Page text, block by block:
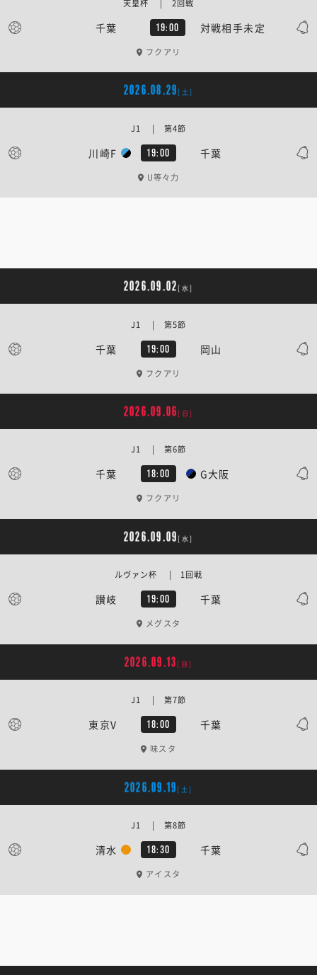
千葉 19:00 対戦相手未定
天皇杯 | 2回戦
フクアリ
2026.08.29 [土]
川崎F 19:00 千葉
J1 | 第4節
U等々力
2026.09.02 [水]
千葉 19:00 岡山
J1 | 第5節
フクアリ
2026.09.06 [日]
千葉 18:00 G大阪
J1 | 第6節
フクアリ
2026.09.09 [水]
讃岐 19:00 千葉
ルヴァン杯 | 1回戦
メグスタ
2026.09.13 [日]
東京V 18:00 千葉
J1 | 第7節
味スタ
2026.09.19 [土]
清水 18:30 千葉
J1 | 第8節
アイスタ